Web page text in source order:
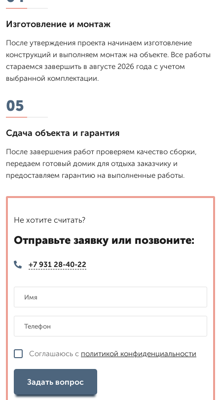
Изготовление и монтаж
После утверждения проекта начинаем изготовление
конструкций и выполняем монтаж на объекте. Все работы
стараемся завершить в августе 2026 года с учетом
выбранной комплектации.
05
Сдача объекта и гарантия
После завершения работ проверяем качество сборки,
передаем готовый домик для отдыха заказчику и
предоставляем гарантию на выполненные работы.
Не хотите считать?
Отправьте заявку или позвоните:
+7 931 28-40-22
Соглашаюсь с политикой конфиденциальности
Задать вопрос